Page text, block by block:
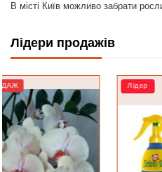
В місті Київ можливо забрати
Лідери продажів